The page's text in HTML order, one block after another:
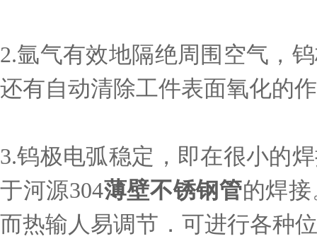
2.氩气有效地隔绝周围空气，
还有自动清除工件表面氧化的
3.钨极电弧稳定，即在很小的
于河源304薄壁不锈钢管的焊
而热输人易调节．可进行各种